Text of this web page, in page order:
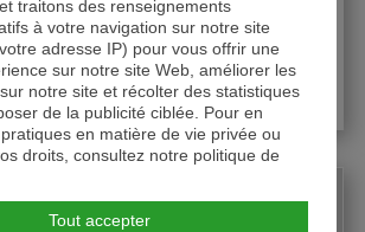
surprotecteur, sévère,
aller… Dans l’éducation de nos
sommes un peu de tout cela.
notre humeur de la journée qui
être plus permissif ou plus
peut alors être confus si vous
une attitude ou un
une journée et réprimandé ce
une autre journée.
LIRE LA SUITE
traitons des renseignements
à votre navigation sur notre site
adresse IP) pour vous offrir une
sur notre site Web, améliorer les
notre site et récolter des statistiques
de la publicité ciblée. Pour en
en matière de vie privée ou
droits, consultez notre politique de
Tout accepter